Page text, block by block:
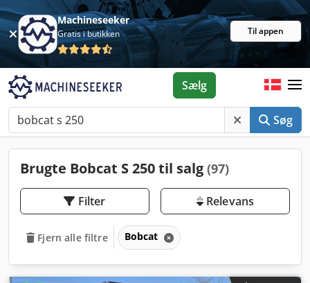
Machineseeker
Gratis i butikken Til appen
Søg
Sælg
Brugte Bobcat S 250 til salg (97)
Filter Relevans
Fjern alle filtre Bobcat